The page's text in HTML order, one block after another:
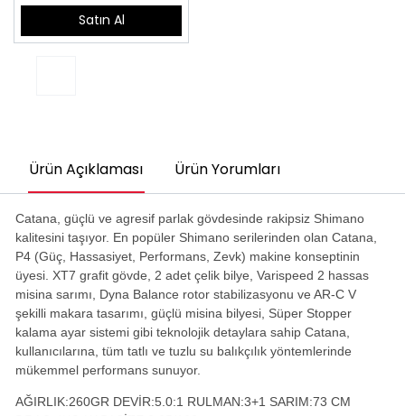
Satın Al
Ürün Açıklaması Ürün Yorumları
Catana, güçlü ve agresif parlak gövdesinde rakipsiz Shimano
kalitesini taşıyor. En popüler Shimano serilerinden olan Catana,
P4 (Güç, Hassasiyet, Performans, Zevk) makine konseptinin
üyesi. XT7 grafit gövde, 2 adet çelik bilye, Varispeed 2 hassas
misina sarımı, Dyna Balance rotor stabilizasyonu ve AR-C V
şekilli makara tasarımı, güçlü misina bilyesi, Süper Stopper
kalama ayar sistemi gibi teknolojik detaylara sahip Catana,
kullanıcılarına, tüm tatlı ve tuzlu su balıkçılık yöntemlerinde
mükemmel performans sunuyor.
AĞIRLIK:260GR DEVİR:5.0:1 RULMAN:3+1 SARIM:73 CM